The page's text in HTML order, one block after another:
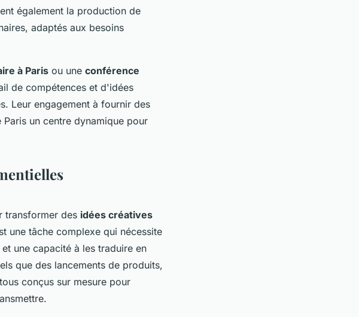
également la production de
adaptés aux besoins
à Paris ou une conférence
de compétences et d'idées
Leur engagement à fournir des
un centre dynamique pour
transformer des idées créatives
une tâche complexe qui nécessite
une capacité à les traduire en
que des lancements de produits,
conçus sur mesure pour